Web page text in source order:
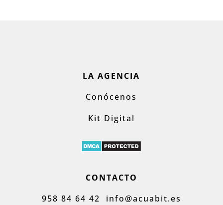
LA AGENCIA
Conócenos
Kit Digital
CONTACTO
958 84 64 42 info@acuabit.es